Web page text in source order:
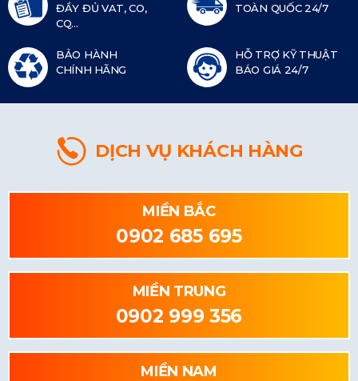
ĐẦY ĐỦ VAT, CO,
CQ...
TOÀN QUỐC 24/7
BẢO HÀNH
CHÍNH HÃNG
HỖ TRỢ KỸ THUẬT
BÁO GIÁ 24/7
DỊCH VỤ KHÁCH HÀNG
MIỀN BẮC
0902 685 695
MIỀN TRUNG
0902 999 356
MIỀN NAM